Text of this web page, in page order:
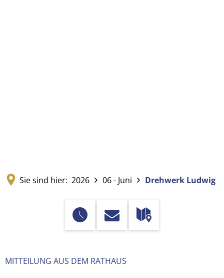
Sie sind hier: 2026 06 - Juni Drehwerk Ludwig
MITTEILUNG AUS DEM RATHAUS